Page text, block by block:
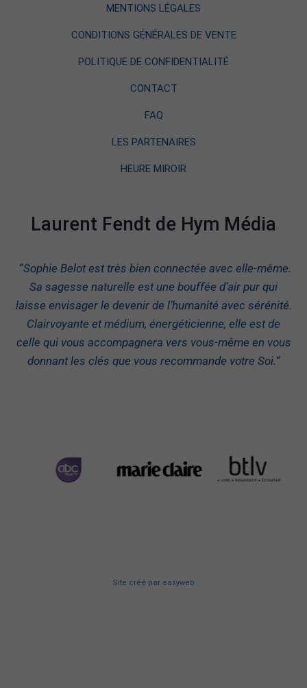
MENTIONS LÉGALES
CONDITIONS GÉNÉRALES DE VENTE
POLITIQUE DE CONFIDENTIALITÉ
CONTACT
FAQ
LES PARTENAIRES
HEURE MIROIR
Laurent Fendt de Hym Média
“Sophie Belot est très bien connectée avec elle-même.
Sa sagesse naturelle est une bouffée d’air pur qui
laisse envisager le devenir de l’humanité avec sérénité.
Clairvoyante et médium, énergéticienne, elle est de
celle qui vous accompagnera vers vous-même en vous
donnant les clés que vous recommande votre Soi.“
Site créé par easyweb